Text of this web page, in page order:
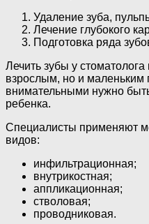
Удаление зуба,
Лечение глубокого
Подготовка ряда
Лечить зубы у
взрослым, но и маленьким
внимательными нужно
ребенка.
Специалисты применяют
видов:
инфильтрационная;
внутрикостная;
аппликационная;
стволовая;
проводниковая.